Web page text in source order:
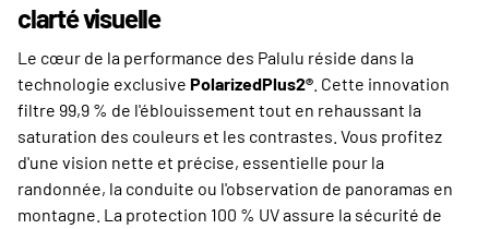
clarté visuelle
Le cœur de la performance des Palulu réside dans la
technologie exclusive PolarizedPlus2® . Cette innovation
filtre 99,9 % de l'éblouissement tout en rehaussant la
saturation des couleurs et les contrastes. Vous profitez
d'une vision nette et précise, essentielle pour la
randonnée, la conduite ou l'observation de panoramas en
montagne. La protection 100 % UV assure la sécurité de